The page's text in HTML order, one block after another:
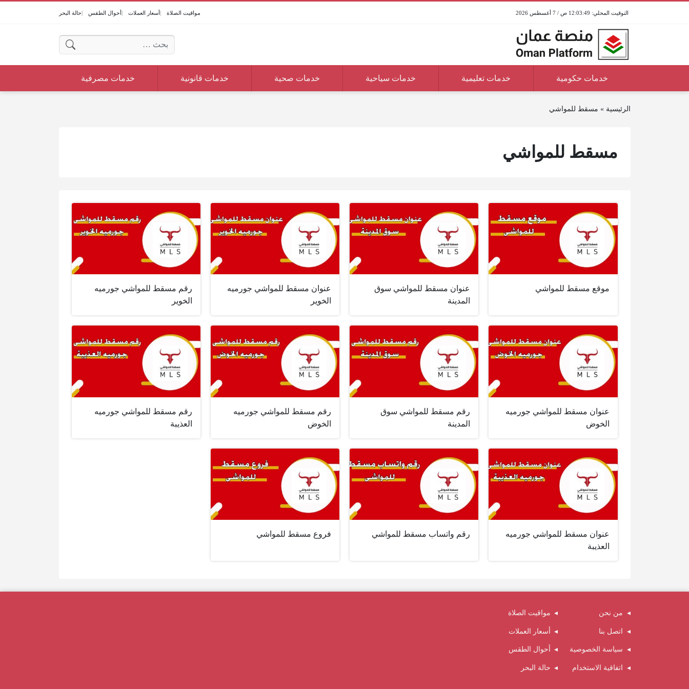
12:03:49 ص / 7 أغسطس 2026 مواقيت الصلاة أسعار العملات أحوال الطقس حالة البحر
البحث عن:
خدمات حكومية خدمات تعليمية خدمات سياحية خدمات صحية خدمات قانونية خدمات مصرفية
الرئيسية » مسقط للمواشي
مسقط للمواشي
موقع مسقط للمواشي
عنوان مسقط للمواشي سوق
المدينة
عنوان مسقط للمواشي جورميه
الخوير
رقم مسقط للمواشي جورميه
الخوير
عنوان مسقط للمواشي جورميه
الخوض
رقم مسقط للمواشي سوق
المدينة
رقم مسقط للمواشي جورميه
الخوض
رقم مسقط للمواشي جورميه
العذيبة
عنوان مسقط للمواشي جورميه
العذيبة
رقم واتساب مسقط للمواشي فروع مسقط للمواشي
من نحن
اتصل بنا
سياسة الخصوصية
اتفاقية الاستخدام
مواقيت الصلاة
أسعار العملات
أحوال الطقس
حالة البحر